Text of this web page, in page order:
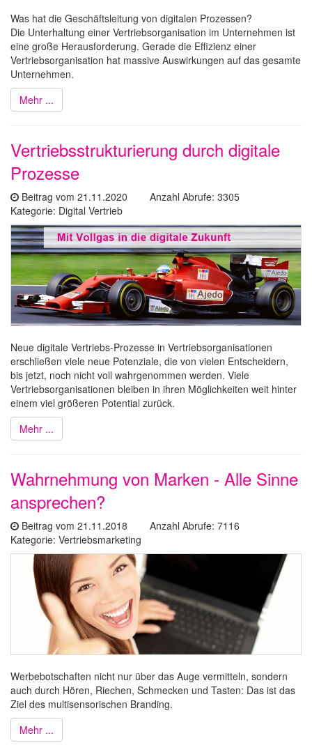
Was hat die Geschäftsleitung von digitalen Prozessen?
Die Unterhaltung einer Vertriebsorganisation im Unternehmen ist
eine große Herausforderung. Gerade die Effizienz einer
Vertriebsorganisation hat massive Auswirkungen auf das gesamte
Unternehmen.
Mehr ...
Vertriebsstrukturierung durch digitale
Prozesse
Beitrag vom 21.11.2020 Anzahl Abrufe: 3305
Kategorie: Digital Vertrieb
Neue digitale Vertriebs-Prozesse in Vertriebsorganisationen
erschließen viele neue Potenziale, die von vielen Entscheidern,
bis jetzt, noch nicht voll wahrgenommen werden. Viele
Vertriebsorganisationen bleiben in ihren Möglichkeiten weit hinter
einem viel größeren Potential zurück.
Mehr ...
Wahrnehmung von Marken - Alle Sinne
ansprechen?
Beitrag vom 21.11.2018 Anzahl Abrufe: 7116
Kategorie: Vertriebsmarketing
Werbebotschaften nicht nur über das Auge vermitteln, sondern
auch durch Hören, Riechen, Schmecken und Tasten: Das ist das
Ziel des multisensorischen Branding.
Mehr ...